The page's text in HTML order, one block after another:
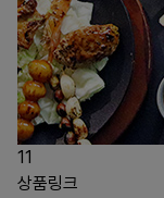
11
상품링크